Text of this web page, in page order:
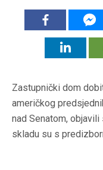
Zastupnički dom
američkog
nad Senatom,
skladu su s